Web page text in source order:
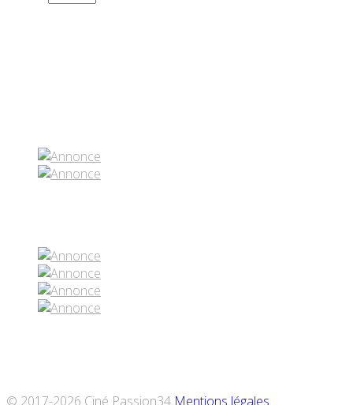
© 2017-2026 Ciné Passion34 Mentions légales